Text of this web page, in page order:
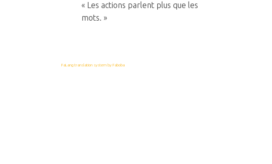
« Les actions parlent plus que les
mots. »
FaLang translation system by Faboba